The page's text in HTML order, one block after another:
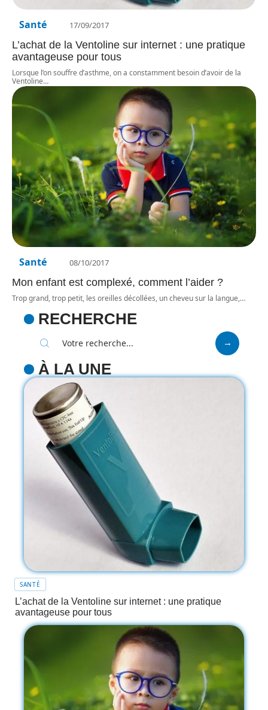
Santé 17/09/2017
L’achat de la Ventoline sur internet : une pratique
avantageuse pour tous
Lorsque l’on souffre d’asthme, on a constamment besoin d’avoir de la
Ventoline…
Santé 08/10/2017
Mon enfant est complexé, comment l’aider ?
Trop grand, trop petit, les oreilles décollées, un cheveu sur la langue,…
RECHERCHE
À LA UNE
SANTÉ
L’achat de la Ventoline sur internet : une pratique
avantageuse pour tous